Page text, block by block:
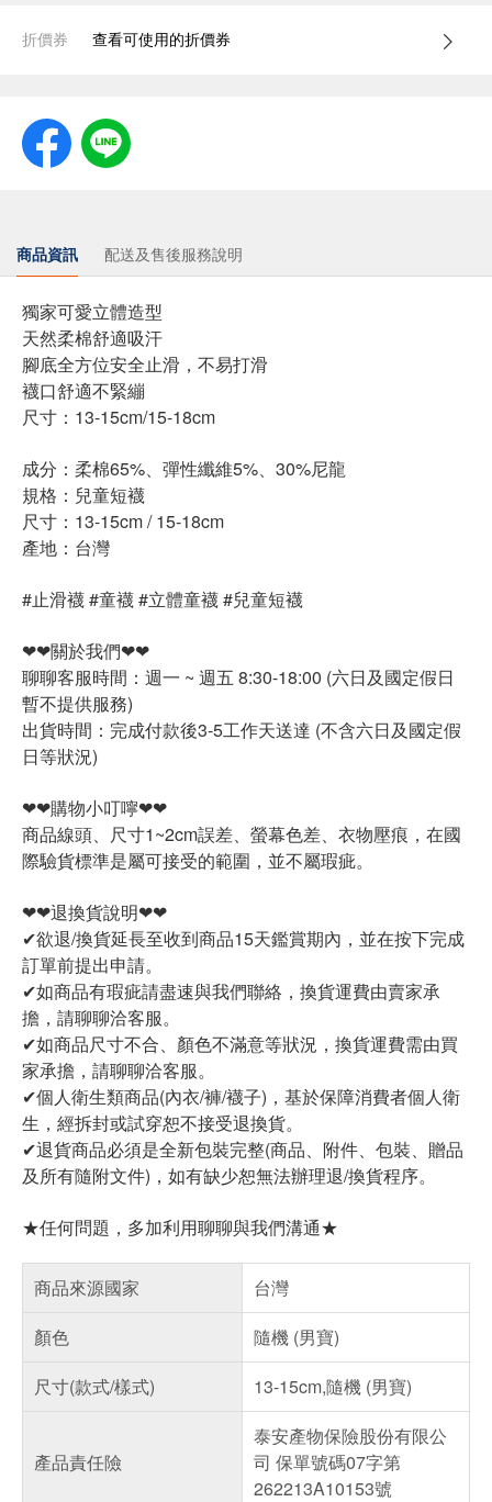
折價券 查看可使用的折價券
商品資訊 配送及售後服務說明
獨家可愛立體造型
天然柔棉舒適吸汗
腳底全方位安全止滑，不易打滑
襪口舒適不緊繃
尺寸：13-15cm/15-18cm
成分：柔棉65%、彈性纖維5%、30%尼龍
規格：兒童短襪
尺寸：13-15cm / 15-18cm
產地：台灣
#止滑襪 #童襪 #立體童襪 #兒童短襪
❤❤關於我們❤❤
聊聊客服時間：週一 ~ 週五 8:30-18:00 (六日及國定假日
暫不提供服務)
出貨時間：完成付款後3-5工作天送達 (不含六日及國定假
日等狀況)
❤❤購物小叮嚀❤❤
商品線頭、尺寸1~2cm誤差、螢幕色差、衣物壓痕，在國
際驗貨標準是屬可接受的範圍，並不屬瑕疵。
❤❤退換貨說明❤❤
✔欲退/換貨延長至收到商品15天鑑賞期內，並在按下完成
訂單前提出申請。
✔如商品有瑕疵請盡速與我們聯絡，換貨運費由賣家承
擔，請聊聊洽客服。
✔如商品尺寸不合、顏色不滿意等狀況，換貨運費需由買
家承擔，請聊聊洽客服。
✔個人衛生類商品(內衣/褲/襪子)，基於保障消費者個人衛
生，經拆封或試穿恕不接受退換貨。
✔退貨商品必須是全新包裝完整(商品、附件、包裝、贈品
及所有隨附文件)，如有缺少恕無法辦理退/換貨程序。
★任何問題，多加利用聊聊與我們溝通★
商品來源國家
台灣
顏色
隨機 (男寶)
尺寸(款式/樣式)
13-15cm,隨機 (男寶)
產品責任險
泰安產物保險股份有限公
司 保單號碼07字第
262213A10153號